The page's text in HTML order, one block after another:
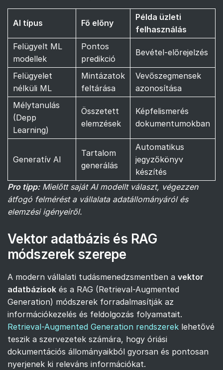
AI típus Fő előny
Példa üzleti
felhasználás
Felügyelt ML
modellek
Pontos
predikció
Bevétel-előrejelzés
Felügyelet
nélküli ML
Mintázatok
feltárása
Vevőszegmensek
azonosítása
Mélytanulás
(Depp
Learning)
Összetett
elemzések
Képfelismerés
dokumentumokban
Generatív AI
Tartalom
generálás
Automatikus
jegyzőkönyv
készítés
Pro tipp: Mielőtt saját AI modellt választ, végezzen
átfogó felmérést a vállalata adatállományáról és
elemzési igényeiről.
Vektor adatbázis és RAG
módszerek szerepe
A modern vállalati tudásmenedzsmentben a vektor
adatbázisok és a RAG (Retrieval-Augmented
Generation) módszerek forradalmasítják az
információkezelés és feldolgozás folyamatait.
Retrieval-Augmented Generation rendszerek lehetővé
teszik a szervezetek számára, hogy óriási
dokumentációs állományaikból gyorsan és pontosan
nyerjenek ki releváns információkat.